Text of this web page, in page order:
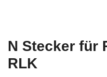
N Stecker für
RLK